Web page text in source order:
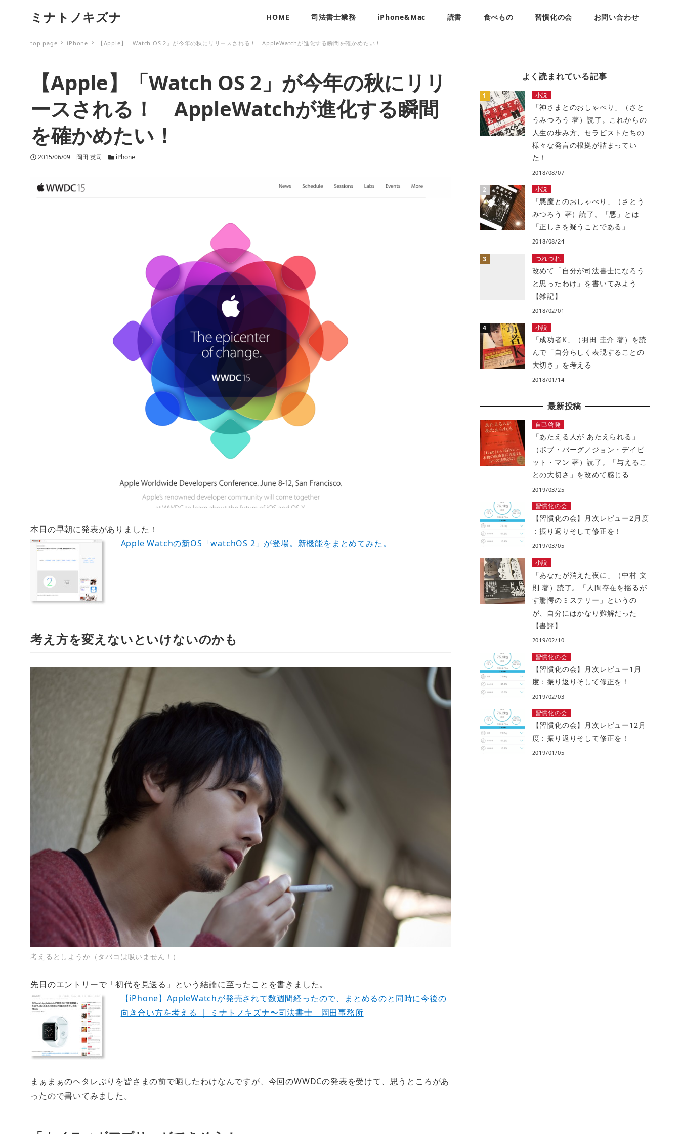
ミナトノキズナ HOME 司法書士業務 iPhone&Mac 読書 食べもの 習慣化の会 お問い合わせ
top page iPhone 【Apple】「Watch OS 2」が今年の秋にリリースされる！ AppleWatchが進化する瞬間を確かめたい！
【Apple】「Watch OS 2」が今年の秋にリリ
ースされる！ AppleWatchが進化する瞬間
を確かめたい！
投稿日
2015/06/09 著者
岡田 英司 カテゴリー
iPhone
本日の早朝に発表がありました！
Apple Watchの新OS「watchOS 2」が登場。新機能をまとめてみた。
考え方を変えないといけないのかも
考えるとしようか（タバコは吸いません！）
先日のエントリーで「初代を見送る」という結論に至ったことを書きました。
【iPhone】AppleWatchが発売されて数週間経ったので、まとめるのと同時に今後の
向き合い方を考える ｜ ミナトノキズナ〜司法書士 岡田事務所
まぁまぁのヘタレぶりを皆さまの前で晒したわけなんですが、今回のWWDCの発表を受けて、思うところがあ
ったので書いてみました。
よく読まれている記事
小説
「神さまとのおしゃべり」（さと
うみつろう 著）読了。これからの
人生の歩み方、セラピストたちの
様々な発言の根拠が詰まってい
た！
2018/08/07
小説
「悪魔とのおしゃべり」（さとう
みつろう 著）読了。「悪」とは
「正しさを疑うことである」
2018/08/24
つれづれ
改めて「自分が司法書士になろう
と思ったわけ」を書いてみよう
【雑記】
2018/02/01
小説
「成功者K」（羽田 圭介 著）を読
んで「自分らしく表現することの
大切さ」を考える
2018/01/14
最新投稿
自己啓発
「あたえる人が あたえられる」
（ボブ・バーグ／ジョン・デイビ
ット・マン 著）読了。「与えるこ
との大切さ」を改めて感じる
2019/03/25
習慣化の会
【習慣化の会】月次レビュー2月度
：振り返りそして修正を！
2019/03/05
小説
「あなたが消えた夜に」（中村 文
則 著）読了。「人間存在を揺るが
す驚愕のミステリー」というの
が、自分にはかなり難解だった
【書評】
2019/02/10
習慣化の会
【習慣化の会】月次レビュー1月
度：振り返りそして修正を！
2019/02/03
習慣化の会
【習慣化の会】月次レビュー12月
度：振り返りそして修正を！
2019/01/05